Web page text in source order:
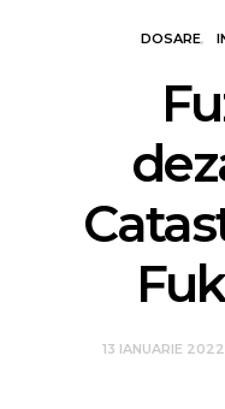
DOSARE
13 IANUARIE 2022